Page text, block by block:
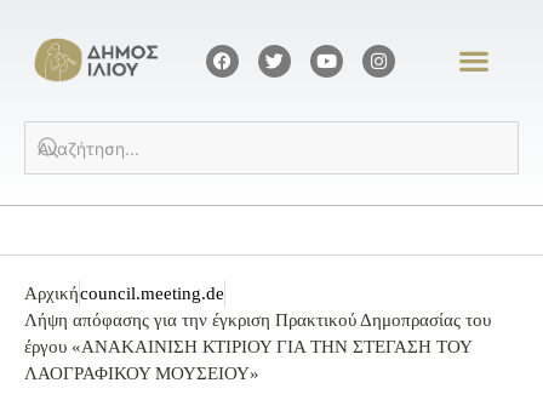
Αρχικήcouncil.meeting.de
Λήψη απόφασης για την έγκριση Πρακτικού Δημοπρασίας του
έργου «ΑΝΑΚΑΙΝΙΣΗ ΚΤΙΡΙΟΥ ΓΙΑ ΤΗΝ ΣΤΕΓΑΣΗ ΤΟΥ
ΛΑΟΓΡΑΦΙΚΟΥ ΜΟΥΣΕΙΟΥ»